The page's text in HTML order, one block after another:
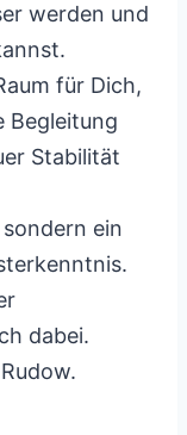
werden und
für Dich,
Begleitung
Stabilität
ein
dabei.